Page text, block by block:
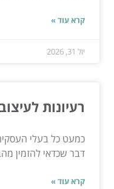
קרא עוד »
יול 31, 2026
רעיונות
כמעט כל בעלי
דבר שכדאי להזמין
קרא עוד »